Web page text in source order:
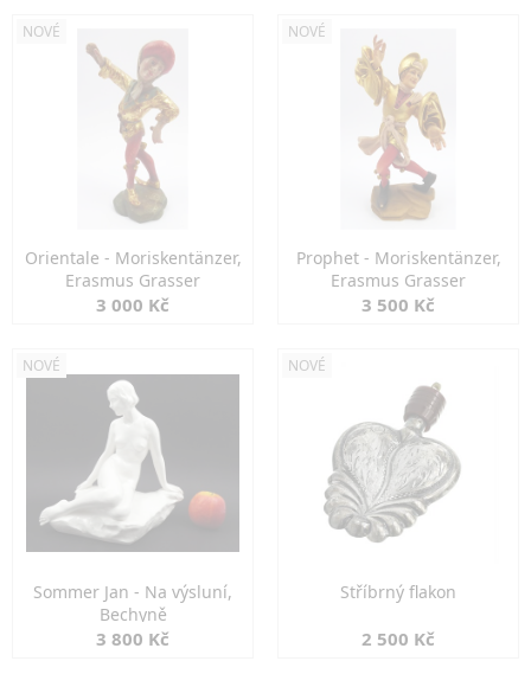
NOVÉ
Orientale - Moriskentänzer,
Erasmus Grasser
3 000 Kč
NOVÉ
Prophet - Moriskentänzer,
Erasmus Grasser
3 500 Kč
NOVÉ
Sommer Jan - Na výsluní,
Bechyně
3 800 Kč
NOVÉ
Stříbrný flakon
2 500 Kč